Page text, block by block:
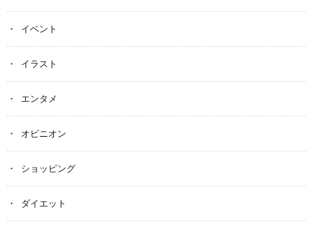
イベント
イラスト
エンタメ
オピニオン
ショッピング
ダイエット